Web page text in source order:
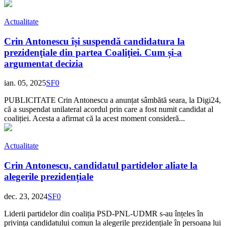
Actualitate
Crin Antonescu își suspendă candidatura la
prezidenţiale din partea Coaliţiei. Cum și-a
argumentat decizia
ian. 05, 2025SF0
PUBLICITATE Crin Antonescu a anunțat sâmbătă seara, la Digi24,
că a suspendat unilateral acordul prin care a fost numit candidat al
coaliției. Acesta a afirmat că la acest moment consideră...
Actualitate
Crin Antonescu, candidatul partidelor aliate la
alegerile prezidențiale
dec. 23, 2024SF0
Liderii partidelor din coaliția PSD-PNL-UDMR s-au înțeles în
privința candidatului comun la alegerile prezidențiale în persoana lui